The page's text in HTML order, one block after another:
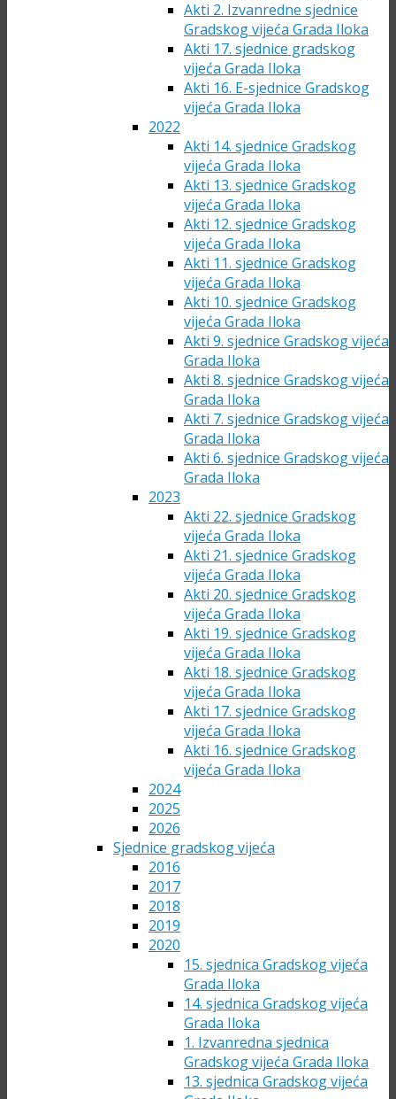
Akti 2. Izvanredne sjednice
Gradskog vijeća Grada Iloka
Akti 17. sjednice gradskog
vijeća Grada Iloka
Akti 16. E-sjednice Gradskog
vijeća Grada Iloka
2022
Akti 14. sjednice Gradskog
vijeća Grada Iloka
Akti 13. sjednice Gradskog
vijeća Grada Iloka
Akti 12. sjednice Gradskog
vijeća Grada Iloka
Akti 11. sjednice Gradskog
vijeća Grada Iloka
Akti 10. sjednice Gradskog
vijeća Grada Iloka
Akti 9. sjednice Gradskog vijeća
Grada Iloka
Akti 8. sjednice Gradskog vijeća
Grada Iloka
Akti 7. sjednice Gradskog vijeća
Grada Iloka
Akti 6. sjednice Gradskog vijeća
Grada Iloka
2023
Akti 22. sjednice Gradskog
vijeća Grada Iloka
Akti 21. sjednice Gradskog
vijeća Grada Iloka
Akti 20. sjednice Gradskog
vijeća Grada Iloka
Akti 19. sjednice Gradskog
vijeća Grada Iloka
Akti 18. sjednice Gradskog
vijeća Grada Iloka
Akti 17. sjednice Gradskog
vijeća Grada Iloka
Akti 16. sjednice Gradskog
vijeća Grada Iloka
2024
2025
2026
Sjednice gradskog vijeća
2016
2017
2018
2019
2020
15. sjednica Gradskog vijeća
Grada Iloka
14. sjednica Gradskog vijeća
Grada Iloka
1. Izvanredna sjednica
Gradskog vijeća Grada Iloka
13. sjednica Gradskog vijeća